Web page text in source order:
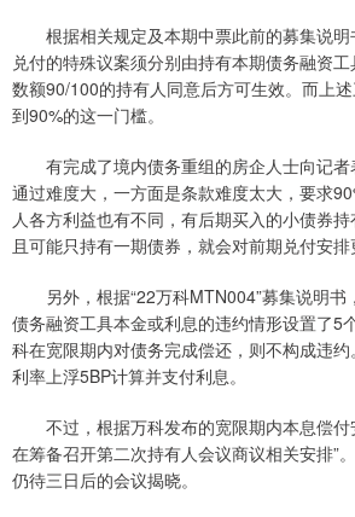
根据相关规定及本期中票此前的募集说明
兑付的特殊议案须分别由持有本期债务融资
数额90/100的持有人同意后方可生效。而上
到90%的这一门槛。
有完成了境内债务重组的房企人士向记者
通过难度大，一方面是条款难度太大，要求
人各方利益也有不同，有后期买入的小债券持
且可能只持有一期债券，就会对前期兑付安排
另外，根据“22万科MTN004”募集说明书
债务融资工具本金或利息的违约情形设置了5
科在宽限期内对债务完成偿还，则不构成违
利率上浮5BP计算并支付利息。
不过，根据万科发布的宽限期内本息偿付
在筹备召开第二次持有人会议商议相关安排”
仍待三日后的会议揭晓。